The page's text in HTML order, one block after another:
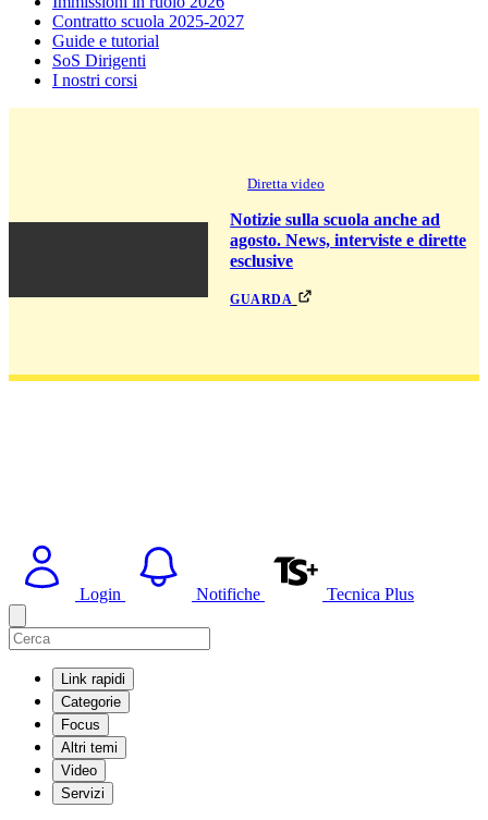
Contratto scuola 2025-2027
Guide e tutorial
SoS Dirigenti
I nostri corsi
Diretta video
Notizie sulla scuola anche ad
agosto. News, interviste e dirette
esclusive
guarda
Login Notifiche Tecnica Plus
Link rapidi
Categorie
Focus
Altri temi
Video
Servizi